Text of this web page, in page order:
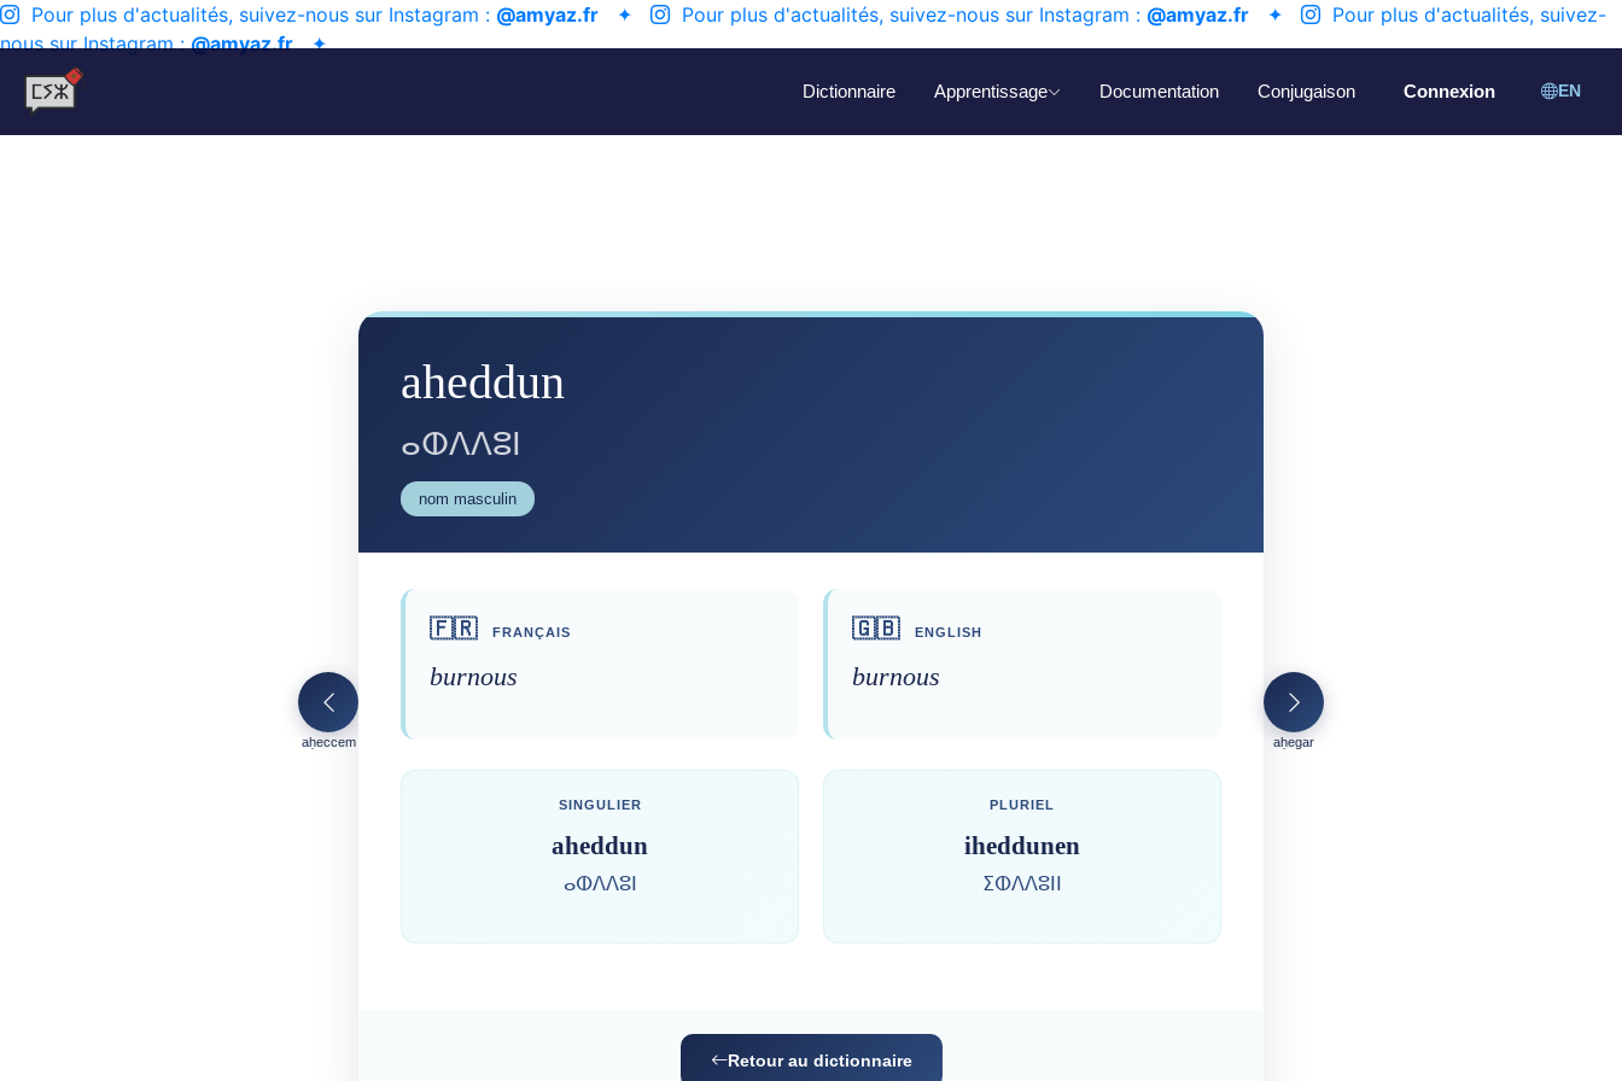
Pour plus d'actualités, suivez-nous sur Instagram : @amyaz.fr ✦ Pour plus d'actualités, suivez-nous sur Instagram : @amyaz.fr ✦
Pour plus d'actualités, suivez-
nous sur Instagram :@amyaz.fr✦
Dictionnaire Apprentissage Documentation Conjugaison Connexion EN
aḥeccem
aheddun
ⴰⵀⴷⴷⵓⵏ
nom masculin
🇫🇷 FRANÇAIS
burnous
🇬🇧 ENGLISH
burnous
SINGULIER
aheddun
ⴰⵀⴷⴷⵓⵏ
PLURIEL
iheddunen
ⵉⵀⴷⴷⵓⵏⵏ
Retour au dictionnaire
aḥegar